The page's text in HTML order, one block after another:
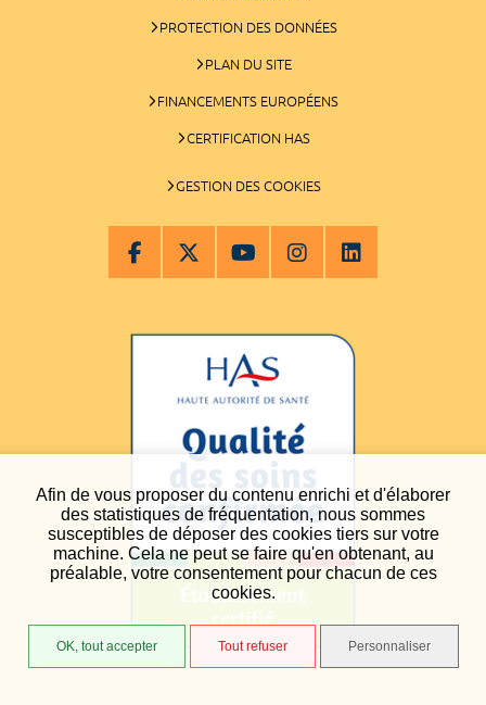
Afin de vous proposer du contenu enrichi et d'élaborer
des statistiques de fréquentation, nous sommes
susceptibles de déposer des cookies tiers sur votre
machine. Cela ne peut se faire qu'en obtenant, au
préalable, votre consentement pour chacun de ces
cookies.
OK, tout accepter Tout refuser Personnaliser
PROTECTION DES DONNÉES
PLAN DU SITE
FINANCEMENTS EUROPÉENS
CERTIFICATION HAS
GESTION DES COOKIES